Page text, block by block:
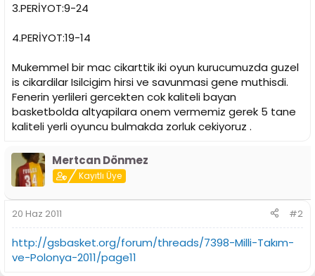
3.PERİYOT:9-24
4.PERİYOT:19-14
Mukemmel bir mac cikarttik iki oyun kurucumuzda guzel
is cikardilar Isilcigim hirsi ve savunmasi gene muthisdi.
Fenerin yerlileri gercekten cok kaliteli bayan
basketbolda altyapilara onem vermemiz gerek 5 tane
kaliteli yerli oyuncu bulmakda zorluk cekiyoruz .
Mertcan Dönmez
Kayıtlı Üye
20 Haz 2011 #2
http://gsbasket.org/forum/threads/7398-Milli-Takım-
ve-Polonya-2011/page11